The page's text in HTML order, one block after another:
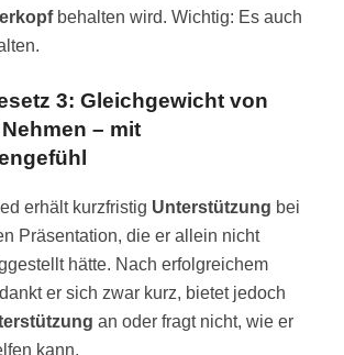
behalten wird. Wichtig: Es auch
3: Gleichgewicht von
– mit
erhält kurzfristig Unterstützung bei
Präsentation, die er allein nicht
hätte. Nach erfolgreichem
er sich zwar kurz, bietet jedoch
an oder fragt nicht, wie er
kann.